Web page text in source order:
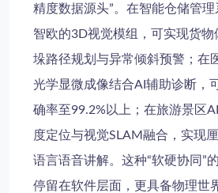
精度数据源头”。在智能仓储管理
智欧的3D视觉模组，可实现货
垛路径规划与异常倾斜预警；在
光学显微成像结合AI辅助诊断，
确率至99.2%以上；在旅游景区
度定位与视觉SLAM融合，实现
语言语音讲解。这种“软硬协同”
停留在软件层面，更具备物理世